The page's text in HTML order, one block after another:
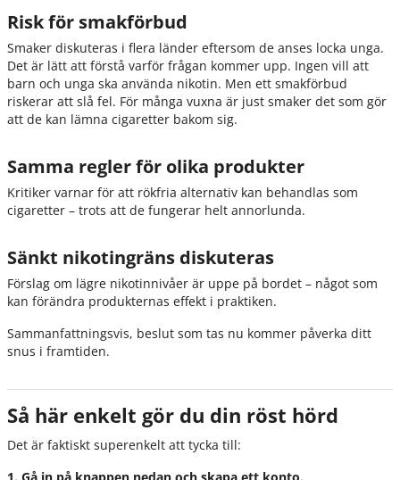
Risk för smakförbud
Smaker diskuteras i flera länder eftersom de anses locka unga.
Det är lätt att förstå varför frågan kommer upp. Ingen vill att
barn och unga ska använda nikotin. Men ett smakförbud
riskerar att slå fel. För många vuxna är just smaker det som gör
att de kan lämna cigaretter bakom sig.
Samma regler för olika produkter
Kritiker varnar för att rökfria alternativ kan behandlas som
cigaretter – trots att de fungerar helt annorlunda.
Sänkt nikotingräns diskuteras
Förslag om lägre nikotinnivåer är uppe på bordet – något som
kan förändra produkternas effekt i praktiken.
Sammanfattningsvis, beslut som tas nu kommer påverka ditt
snus i framtiden.
Så här enkelt gör du din röst hörd
Det är faktiskt superenkelt att tycka till: